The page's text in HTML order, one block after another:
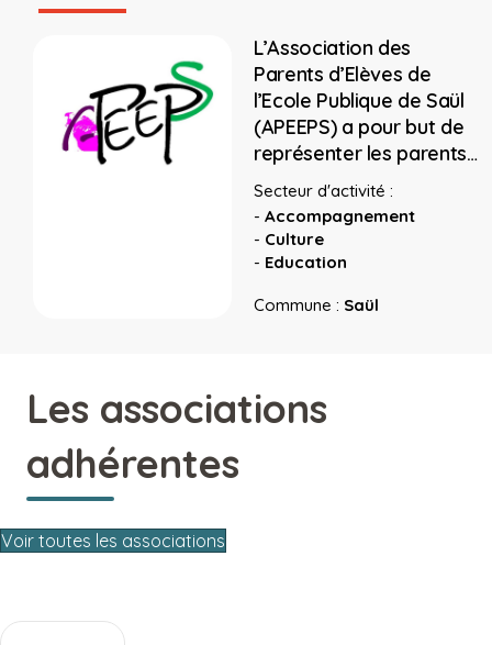
L’Association des
Parents d’Elèves de
l’Ecole Publique de Saül
(APEEPS) a pour but de
représenter les parents…
Secteur d'activité :
-Accompagnement
- Culture
- Education
Commune : Saül
Les associations
adhérentes
Voir toutes les associations